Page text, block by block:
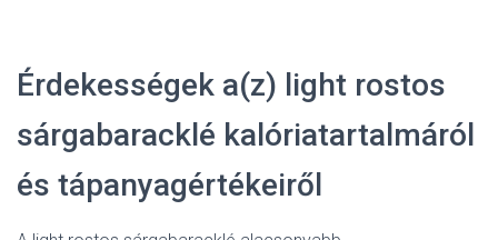
Érdekességek a(z) light rostos
sárgabaracklé kalóriatartalmáról
és tápanyagértékeiről